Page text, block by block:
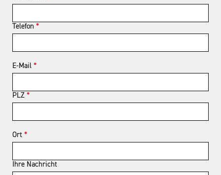
Telefon *
E-Mail *
PLZ *
Ort *
Ihre Nachricht